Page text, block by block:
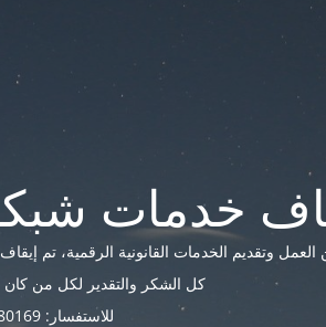
وتقديم الخدمات القانونية الرقمية، تم إيقاف
كل الشكر والتقدير لكل من كان
للاستفسار: 0928080169